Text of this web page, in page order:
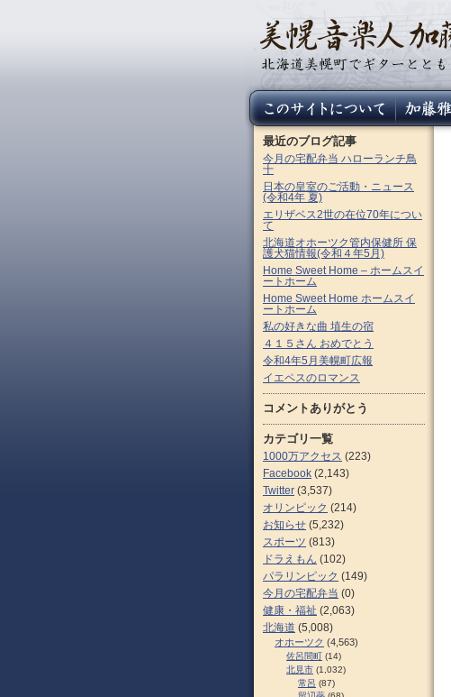
最近のブログ記事
今月の宅配弁当 ハローランチ鳥
十
日本の皇室のご活動・ニュース
(令和4年 夏)
エリザベス2世の在位70年につい
て
北海道オホーツク管内保健所 保
護犬猫情報(令和４年5月)
Home Sweet Home – ホームスイ
ートホーム
Home Sweet Home ホームスイ
ートホーム
私の好きな曲 埴生の宿
４１５さん おめでとう
令和4年5月美幌町広報
イエペスのロマンス
コメントありがとう
カテゴリ一覧
1000万アクセス (223)
Facebook (2,143)
Twitter (3,537)
オリンピック (214)
お知らせ (5,232)
スポーツ (813)
ドラえもん (102)
パラリンピック (149)
今月の宅配弁当 (0)
健康・福祉 (2,063)
北海道 (5,008)
オホーツク (4,563)
佐呂間町 (14)
北見市 (1,032)
常呂 (87)